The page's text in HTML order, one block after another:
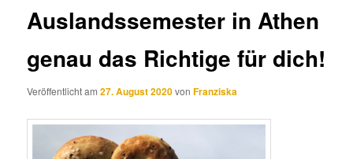
Auslandssemester in Athen
genau das Richtige für dich!
Veröffentlicht am27. August 2020vonFranziska